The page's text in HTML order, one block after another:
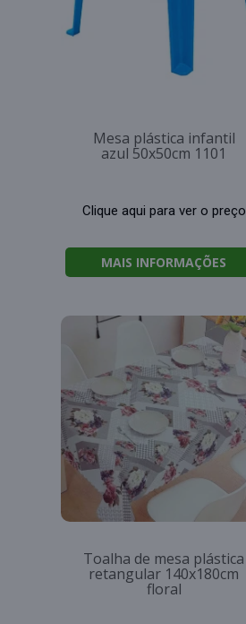
Mesa plástica infantil
azul 50x50cm 1101
Clique aqui para ver o preço
MAIS INFORMAÇÕES
Toalha de mesa plástica
retangular 140x180cm
floral